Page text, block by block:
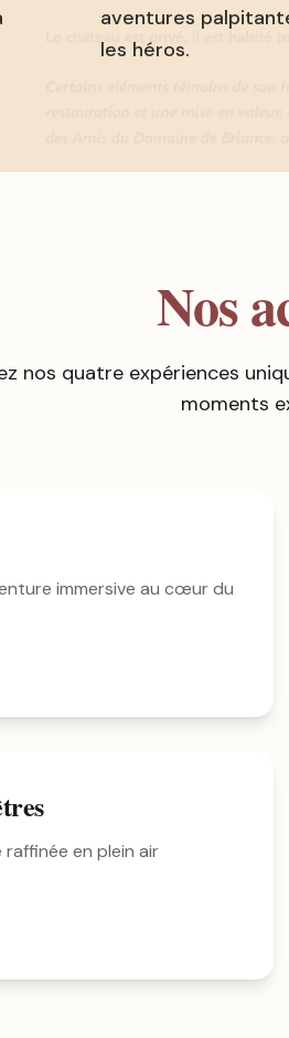
aventures
les héros.
Nos
nos quatre expériences
moments
immersive au cœur du
raffinée en plein air